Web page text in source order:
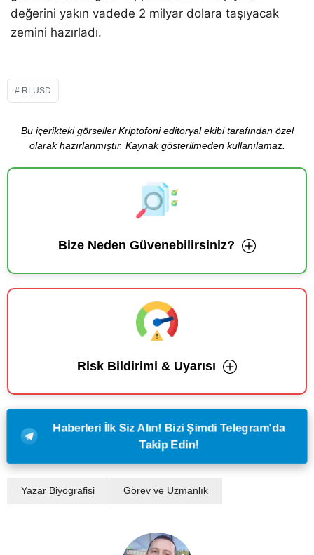
değerini yakın vadede 2 milyar dolara taşıyacak
zemini hazırladı.
RLUSD
Bu içerikteki görseller Kriptofoni editoryal ekibi tarafından özel
olarak hazırlanmıştır. Kaynak gösterilmeden kullanılamaz.
Bize Neden Güvenebilirsiniz?
Risk Bildirimi & Uyarısı
Haberleri İlk Siz Alın! Bizi Şimdi Telegram'da
Takip Edin!
Yazar Biyografisi Görev ve Uzmanlık